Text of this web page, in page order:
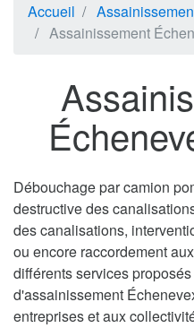
Accueil
Assainissement
Débouchage par camion
destructive des
des canalisations,
ou encore raccordement
différents services
d'assainissement
entreprises et aux